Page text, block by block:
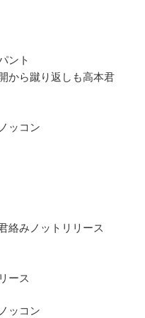
ント
から蹴り返しも高本君
ッコン
絡みノットリリース
ース
ッコン